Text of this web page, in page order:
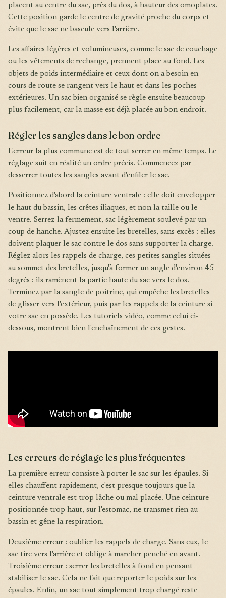
placent au centre du sac, près du dos, à hauteur des omoplates.
Cette position garde le centre de gravité proche du corps et
évite que le sac ne bascule vers l'arrière.
Les affaires légères et volumineuses, comme le sac de couchage
ou les vêtements de rechange, prennent place au fond. Les
objets de poids intermédiaire et ceux dont on a besoin en
cours de route se rangent vers le haut et dans les poches
extérieures. Un sac bien organisé se règle ensuite beaucoup
plus facilement, car la masse est déjà placée au bon endroit.
Régler les sangles dans le bon ordre
L'erreur la plus commune est de tout serrer en même temps. Le
réglage suit en réalité un ordre précis. Commencez par
desserrer toutes les sangles avant d'enfiler le sac.
Positionnez d'abord la ceinture ventrale : elle doit envelopper
le haut du bassin, les crêtes iliaques, et non la taille ou le
ventre. Serrez-la fermement, sac légèrement soulevé par un
coup de hanche. Ajustez ensuite les bretelles, sans excès : elles
doivent plaquer le sac contre le dos sans supporter la charge.
Réglez alors les rappels de charge, ces petites sangles situées
au sommet des bretelles, jusqu'à former un angle d'environ 45
degrés : ils ramènent la partie haute du sac vers le dos.
Terminez par la sangle de poitrine, qui empêche les bretelles
de glisser vers l'extérieur, puis par les rappels de la ceinture si
votre sac en possède. Les tutoriels vidéo, comme celui ci-
dessous, montrent bien l'enchaînement de ces gestes.
Les erreurs de réglage les plus fréquentes
La première erreur consiste à porter le sac sur les épaules. Si
elles chauffent rapidement, c'est presque toujours que la
ceinture ventrale est trop lâche ou mal placée. Une ceinture
positionnée trop haut, sur l'estomac, ne transmet rien au
bassin et gêne la respiration.
Deuxième erreur : oublier les rappels de charge. Sans eux, le
sac tire vers l'arrière et oblige à marcher penché en avant.
Troisième erreur : serrer les bretelles à fond en pensant
stabiliser le sac. Cela ne fait que reporter le poids sur les
épaules. Enfin, un sac tout simplement trop chargé reste